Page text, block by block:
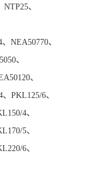
、
NEA50770、
、
、
PKL125/6、
4、
5、
6、